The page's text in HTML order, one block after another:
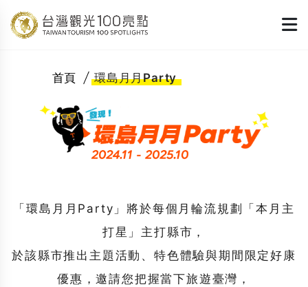
首頁 環島月月Party
「環島月月Party」將於每個月輪流規劃「本月主
打星」主打縣市，
於該縣市推出主題活動、特色體驗與期間限定好康
優惠，邀請您把握當下旅遊臺灣，